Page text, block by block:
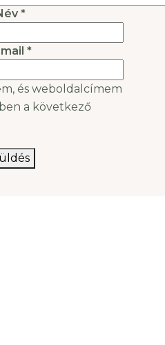
*
*
és weboldalcímem
a következő